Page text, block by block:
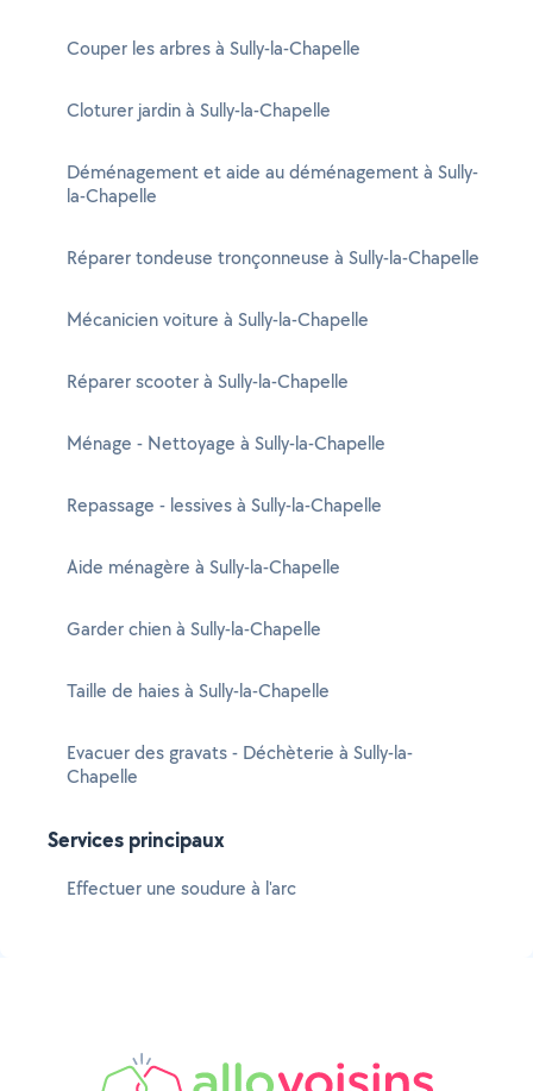
Couper les arbres à Sully-la-Chapelle
Cloturer jardin à Sully-la-Chapelle
Déménagement et aide au déménagement à Sully-
la-Chapelle
Réparer tondeuse tronçonneuse à Sully-la-Chapelle
Mécanicien voiture à Sully-la-Chapelle
Réparer scooter à Sully-la-Chapelle
Ménage - Nettoyage à Sully-la-Chapelle
Repassage - lessives à Sully-la-Chapelle
Aide ménagère à Sully-la-Chapelle
Garder chien à Sully-la-Chapelle
Taille de haies à Sully-la-Chapelle
Evacuer des gravats - Déchèterie à Sully-la-
Chapelle
Services principaux
Effectuer une soudure à l'arc